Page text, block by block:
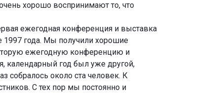
хорошо воспринимают то, что
ежегодная конференция и выставка
1997 года. Мы получили хорошие
ежегодную конференцию и
календарный год был уже другой,
собралось около ста человек. К
С тех пор мы постоянно и